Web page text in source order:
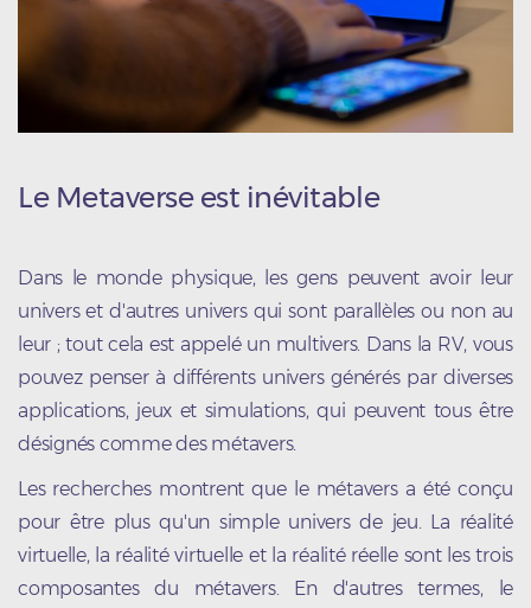
Le Metaverse est inévitable
Dans le monde physique, les gens peuvent avoir leur
univers et d'autres univers qui sont parallèles ou non au
leur ; tout cela est appelé un multivers. Dans la RV, vous
pouvez penser à différents univers générés par diverses
applications, jeux et simulations, qui peuvent tous être
désignés comme des métavers.
Les recherches montrent que le métavers a été conçu
pour être plus qu'un simple univers de jeu. La réalité
virtuelle, la réalité virtuelle et la réalité réelle sont les trois
composantes du métavers. En d'autres termes, le